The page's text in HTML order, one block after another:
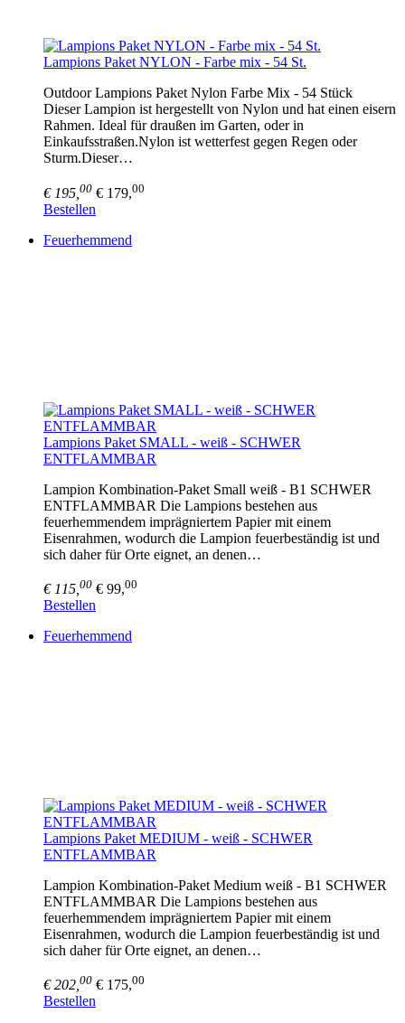
Lampions Paket NYLON - Farbe mix - 54 St.
Outdoor Lampions Paket Nylon Farbe Mix - 54 Stück
Dieser Lampion ist hergestellt von Nylon und hat einen eisern
Rahmen. Ideal für draußen im Garten, oder in
Einkaufsstraßen.Nylon ist wetterfest gegen Regen oder
Sturm.Dieser…
€ 195, 00 € 179,00
Bestellen
Feuerhemmend
Lampions Paket SMALL - weiß - SCHWER
ENTFLAMMBAR
Lampion Kombination-Paket Small weiß - B1 SCHWER
ENTFLAMMBAR Die Lampions bestehen aus
feuerhemmendem imprägniertem Papier mit einem
Eisenrahmen, wodurch die Lampion feuerbeständig ist und
sich daher für Orte eignet, an denen…
€ 115, 00 € 99,00
Bestellen
Feuerhemmend
Lampions Paket MEDIUM - weiß - SCHWER
ENTFLAMMBAR
Lampion Kombination-Paket Medium weiß - B1 SCHWER
ENTFLAMMBAR Die Lampions bestehen aus
feuerhemmendem imprägniertem Papier mit einem
Eisenrahmen, wodurch die Lampion feuerbeständig ist und
sich daher für Orte eignet, an denen…
€ 202, 00 € 175,00
Bestellen